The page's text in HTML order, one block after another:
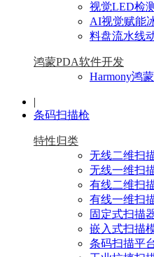
视觉LED检
AI视觉赋能
料盘流水线
鸿蒙PDA软件开发
Harmony鸿
|
条码扫描枪
特性归类
无线二维扫
无线一维扫
有线二维扫
有线一维扫
固定式扫描
嵌入式扫描
条码扫描平